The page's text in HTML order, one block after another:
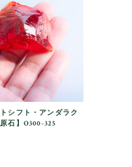
シフト・アンダラク
石】O300-325